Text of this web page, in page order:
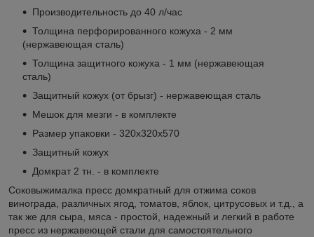
Производительность до 40 л/час
Толщина перфорированного кожуха - 2 мм
(нержавеющая сталь)
Толщина защитного кожуха - 1 мм (нержавеющая
сталь)
Защитный кожух (от брызг) - нержавеющая сталь
Мешок для мезги - в комплекте
Размер упаковки - 320х320х570
Защитный кожух
Домкрат 2 тн. - в комплекте
Соковыжималка пресс домкратный для отжима соков
винограда, различных ягод, томатов, яблок, цитрусовых и т.д., а
так же для сыра, мяса - простой, надежный и легкий в работе
пресс из нержавеющей стали для самостоятельного